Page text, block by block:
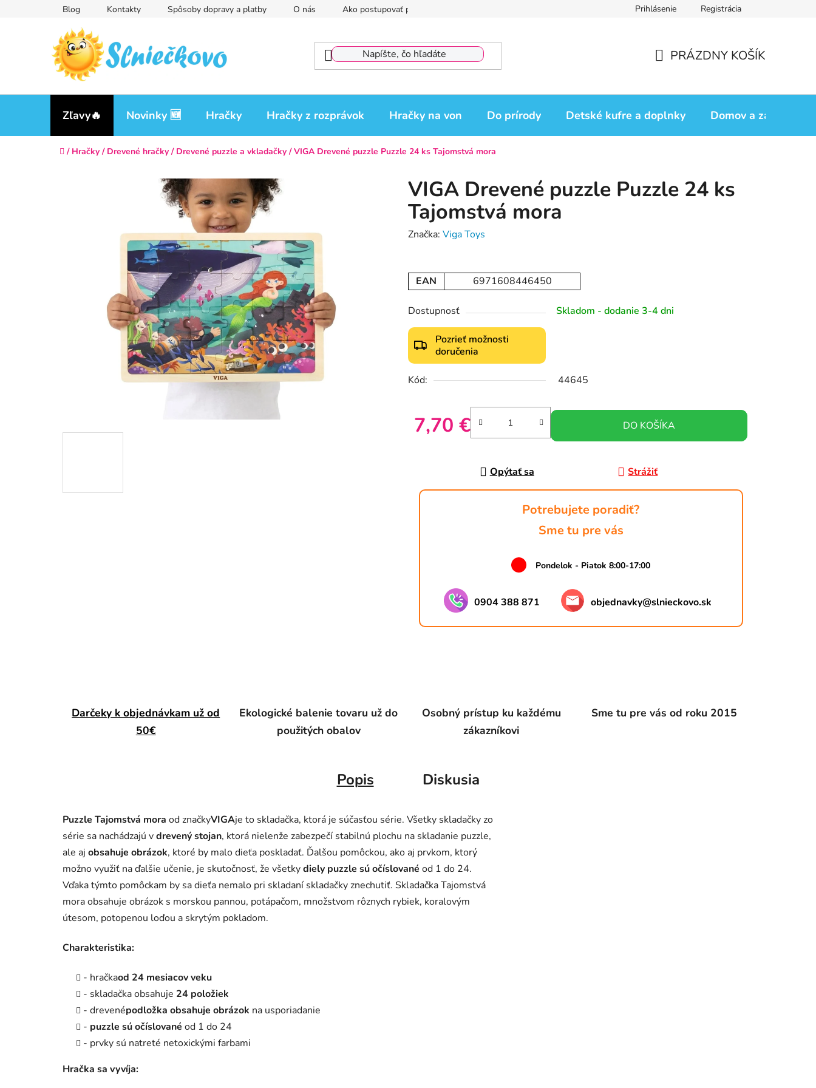
Blog Kontakty Spôsoby dopravy a platby O nás Ako postupovať pri reklamácii Vrátenie tovaru Obchodné podmienky
Prihlásenie Registrácia
KOŠÍK
PRÁZDNY KOŠÍK
Zľavy🔥 Novinky 🆕 Hračky Hračky z rozprávok Hračky na von Do prírody Detské kufre a doplnky Domov a záhrada
Domov
/ Hračky / Drevené hračky / Drevené puzzle a vkladačky / VIGA Drevené puzzle Puzzle 24 ks Tajomstvá mora
VIGA Drevené puzzle Puzzle 24 ks
Tajomstvá mora
Značka: Viga Toys
EAN 6971608446450
Dostupnosť Skladom - dodanie 3-4 dni
Pozrieť možnosti
doručenia
Kód: 44645
7,70 € DO KOŠÍKA
Opýtať sa Strážiť
Potrebujete poradiť?
Sme tu pre vás
Pondelok - Piatok 8:00-17:00
0904 388 871 objednavky@slnieckovo.sk
Darčeky k objednávkam už od
50€
Ekologické balenie tovaru už do
použitých obalov
Osobný prístup ku každému
zákazníkovi
Sme tu pre vás od roku 2015
Popis Diskusia
Puzzle Tajomstvá mora od značkyVIGAje to skladačka, ktorá je súčasťou série. Všetky skladačky zo
série sa nachádzajú vdrevený stojan, ktorá nielenže zabezpečí stabilnú plochu na skladanie puzzle,
ale aj obsahuje obrázok, ktoré by malo dieťa poskladať. Ďalšou pomôckou, ako aj prvkom, ktorý
možno využiť na ďalšie učenie, je skutočnosť, že všetkydiely puzzle sú očíslované od 1 do 24.
Vďaka týmto pomôckam by sa dieťa nemalo pri skladaní skladačky znechutiť. Skladačka Tajomstvá
mora obsahuje obrázok s morskou pannou, potápačom, množstvom rôznych rybiek, koralovým
útesom, potopenou loďou a skrytým pokladom.
Charakteristika:
- hračkaod 24 mesiacov veku
- skladačka obsahuje 24 položiek
- drevenépodložka obsahuje obrázok na usporiadanie
- puzzle sú očíslované od 1 do 24
- prvky sú natreté netoxickými farbami
Hračka sa vyvíja: